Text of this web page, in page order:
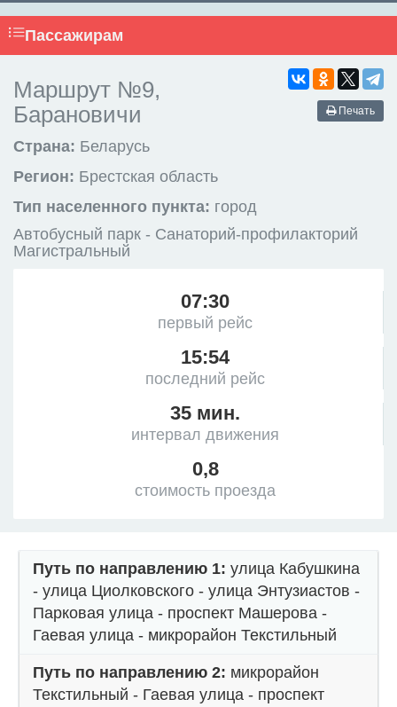
Пассажирам
Печать
Маршрут №9,
Барановичи
Страна: Беларусь
Регион: Брестская область
Тип населенного пункта: город
Автобусный парк - Санаторий-профилакторий
Магистральный
07:30
первый рейс
15:54
последний рейс
35 мин.
интервал движения
0,8
стоимость проезда
Путь по направлению 1: улица Кабушкина
- улица Циолковского - улица Энтузиастов -
Парковая улица - проспект Машерова -
Гаевая улица - микрорайон Текстильный
Путь по направлению 2: микрорайон
Текстильный - Гаевая улица - проспект